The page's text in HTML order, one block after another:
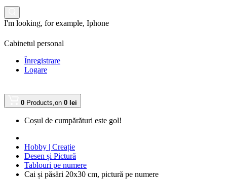
I'm looking, for example, Iphone
Cabinetul personal
Înregistrare
Logare
0 Products,on 0 lei
Coșul de cumpărături este gol!
Hobby | Creație
Desen și Pictură
Tablouri pe numere
Cai și păsări 20x30 cm, pictură pe numere